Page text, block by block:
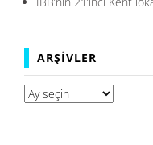
ARŞIVLER
Arşivler